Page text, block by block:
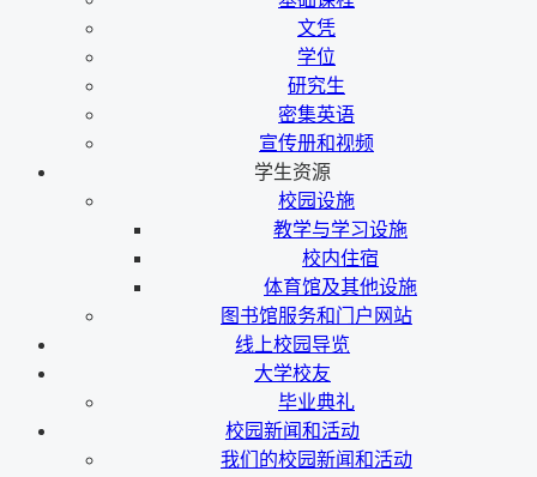
文凭
学位
研究生
密集英语
宣传册和视频
学生资源
校园设施
教学与学习设施
校内住宿
体育馆及其他设施
图书馆服务和门户网站
线上校园导览
大学校友
毕业典礼
校园新闻和活动
我们的校园新闻和活动